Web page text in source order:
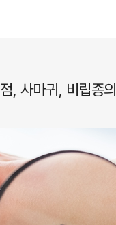
점, 사마귀, 비립종의